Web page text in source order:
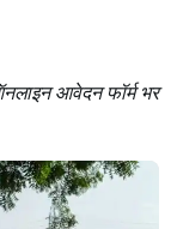
आवेदन फॉर्म भर